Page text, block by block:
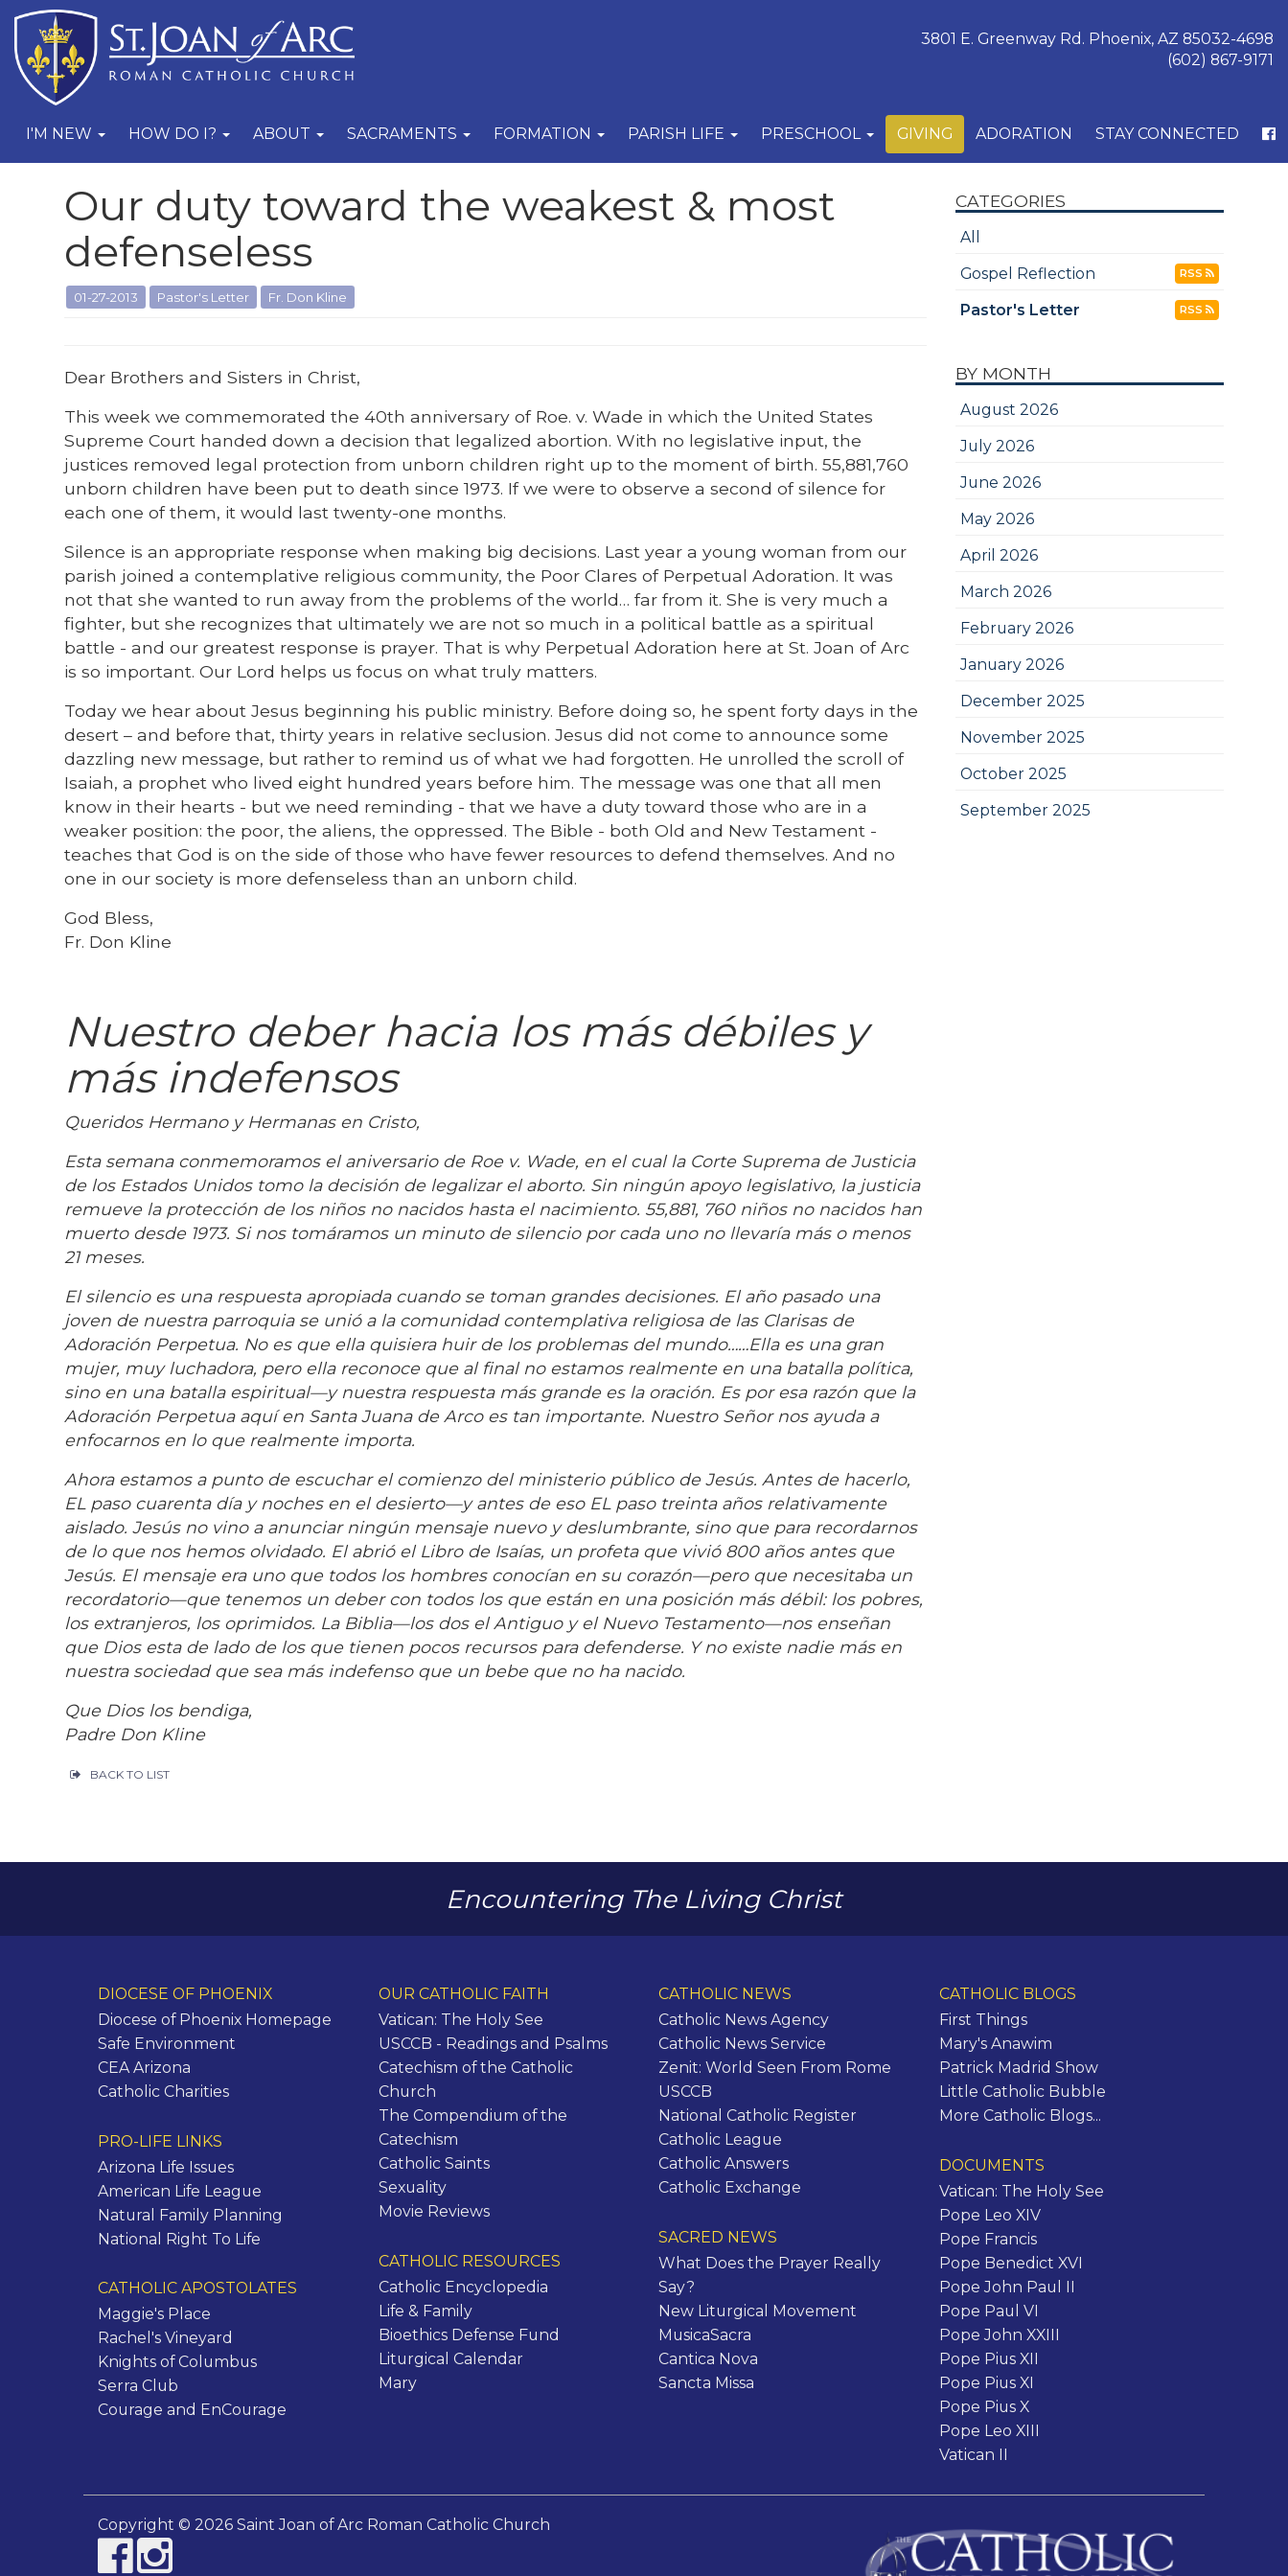
3801 E. Greenway Rd. Phoenix, AZ 85032-4698
(602) 867-9171
I'M NEW HOW DO I? ABOUT SACRAMENTS FORMATION PARISH LIFE PRESCHOOL GIVING ADORATION STAY CONNECTED
Our duty toward the weakest & most
defenseless
01-27-2013 Pastor's Letter Fr. Don Kline
Dear Brothers and Sisters in Christ,
This week we commemorated the 40th anniversary of Roe. v. Wade in which the United States
Supreme Court handed down a decision that legalized abortion. With no legislative input, the
justices removed legal protection from unborn children right up to the moment of birth. 55,881,760
unborn children have been put to death since 1973. If we were to observe a second of silence for
each one of them, it would last twenty-one months.
Silence is an appropriate response when making big decisions. Last year a young woman from our
parish joined a contemplative religious community, the Poor Clares of Perpetual Adoration. It was
not that she wanted to run away from the problems of the world… far from it. She is very much a
fighter, but she recognizes that ultimately we are not so much in a political battle as a spiritual
battle - and our greatest response is prayer. That is why Perpetual Adoration here at St. Joan of Arc
is so important. Our Lord helps us focus on what truly matters.
Today we hear about Jesus beginning his public ministry. Before doing so, he spent forty days in the
desert – and before that, thirty years in relative seclusion. Jesus did not come to announce some
dazzling new message, but rather to remind us of what we had forgotten. He unrolled the scroll of
Isaiah, a prophet who lived eight hundred years before him. The message was one that all men
know in their hearts - but we need reminding - that we have a duty toward those who are in a
weaker position: the poor, the aliens, the oppressed. The Bible - both Old and New Testament -
teaches that God is on the side of those who have fewer resources to defend themselves. And no
one in our society is more defenseless than an unborn child.
God Bless,
Fr. Don Kline
Nuestro deber hacia los más débiles y
más indefensos
Queridos Hermano y Hermanas en Cristo,
Esta semana conmemoramos el aniversario de Roe v. Wade, en el cual la Corte Suprema de Justicia
de los Estados Unidos tomo la decisión de legalizar el aborto. Sin ningún apoyo legislativo, la justicia
remueve la protección de los niños no nacidos hasta el nacimiento. 55,881, 760 niños no nacidos han
muerto desde 1973. Si nos tomáramos un minuto de silencio por cada uno no llevaría más o menos
21 meses.
El silencio es una respuesta apropiada cuando se toman grandes decisiones. El año pasado una
joven de nuestra parroquia se unió a la comunidad contemplativa religiosa de las Clarisas de
Adoración Perpetua. No es que ella quisiera huir de los problemas del mundo……Ella es una gran
mujer, muy luchadora, pero ella reconoce que al final no estamos realmente en una batalla política,
sino en una batalla espiritual—y nuestra respuesta más grande es la oración. Es por esa razón que la
Adoración Perpetua aquí en Santa Juana de Arco es tan importante. Nuestro Señor nos ayuda a
enfocarnos en lo que realmente importa.
Ahora estamos a punto de escuchar el comienzo del ministerio público de Jesús. Antes de hacerlo,
EL paso cuarenta día y noches en el desierto—y antes de eso EL paso treinta años relativamente
aislado. Jesús no vino a anunciar ningún mensaje nuevo y deslumbrante, sino que para recordarnos
de lo que nos hemos olvidado. El abrió el Libro de Isaías, un profeta que vivió 800 años antes que
Jesús. El mensaje era uno que todos los hombres conocían en su corazón—pero que necesitaba un
recordatorio—que tenemos un deber con todos los que están en una posición más débil: los pobres,
los extranjeros, los oprimidos. La Biblia—los dos el Antiguo y el Nuevo Testamento—nos enseñan
que Dios esta de lado de los que tienen pocos recursos para defenderse. Y no existe nadie más en
nuestra sociedad que sea más indefenso que un bebe que no ha nacido.
Que Dios los bendiga,
Padre Don Kline
BACK TO LIST
CATEGORIES
All
Gospel Reflection
RSS
Pastor's Letter RSS
BY MONTH
August 2026
July 2026
June 2026
May 2026
April 2026
March 2026
February 2026
January 2026
December 2025
November 2025
October 2025
September 2025
Encountering The Living Christ
DIOCESE OF PHOENIX
Diocese of Phoenix Homepage
Safe Environment
CEA Arizona
Catholic Charities
PRO-LIFE LINKS
Arizona Life Issues
American Life League
Natural Family Planning
National Right To Life
CATHOLIC APOSTOLATES
Maggie's Place
Rachel's Vineyard
Knights of Columbus
Serra Club
Courage and EnCourage
OUR CATHOLIC FAITH
Vatican: The Holy See
USCCB - Readings and Psalms
Catechism of the Catholic
Church
The Compendium of the
Catechism
Catholic Saints
Sexuality
Movie Reviews
CATHOLIC RESOURCES
Catholic Encyclopedia
Life & Family
Bioethics Defense Fund
Liturgical Calendar
Mary
CATHOLIC NEWS
Catholic News Agency
Catholic News Service
Zenit: World Seen From Rome
USCCB
National Catholic Register
Catholic League
Catholic Answers
Catholic Exchange
SACRED NEWS
What Does the Prayer Really
Say?
New Liturgical Movement
MusicaSacra
Cantica Nova
Sancta Missa
CATHOLIC BLOGS
First Things
Mary's Anawim
Patrick Madrid Show
Little Catholic Bubble
More Catholic Blogs...
DOCUMENTS
Vatican: The Holy See
Pope Leo XIV
Pope Francis
Pope Benedict XVI
Pope John Paul II
Pope Paul VI
Pope John XXIII
Pope Pius XII
Pope Pius XI
Pope Pius X
Pope Leo XIII
Vatican II
Copyright © 2026 Saint Joan of Arc Roman Catholic Church